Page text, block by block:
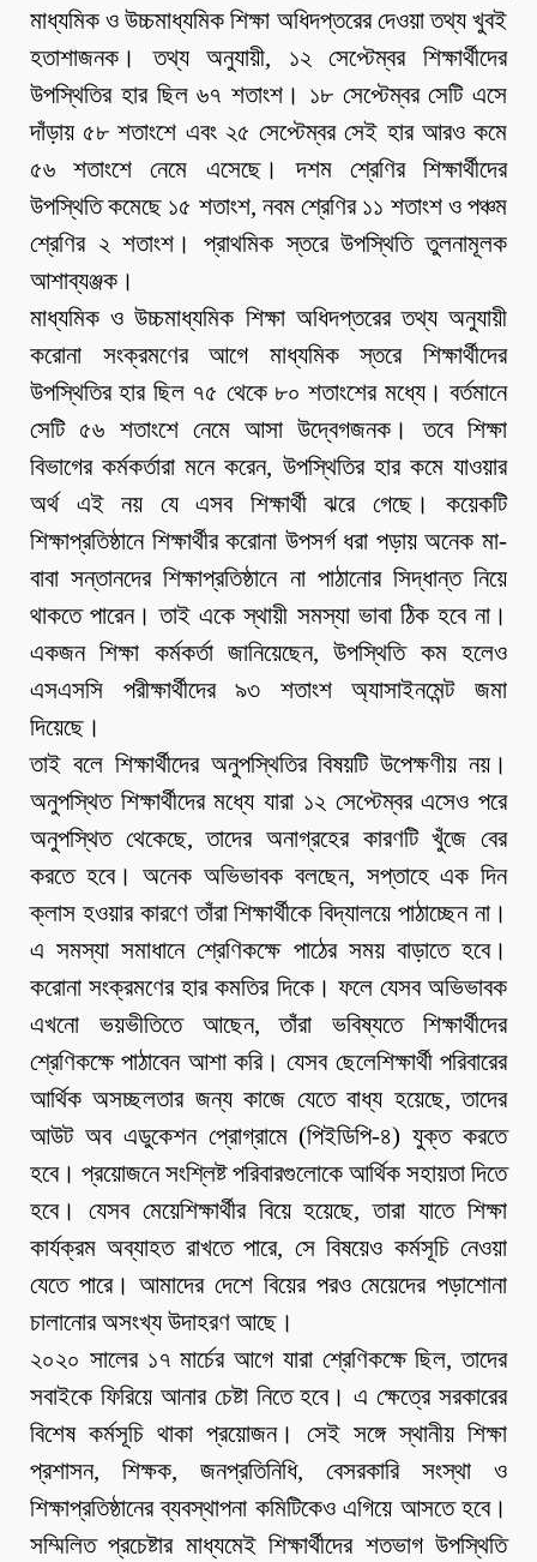
মাধ্যমিক ও উচ্চমাধ্যমিক শিক্ষা অধিদপ্তরের দেওয়া তথ্য খুবই
হতাশাজনক। তথ্য অনুযায়ী, ১২ সেপ্টেম্বর শিক্ষার্থীদের
উপস্থিতির হার ছিল ৬৭ শতাংশ। ১৮ সেপ্টেম্বর সেটি এসে
দাঁড়ায় ৫৮ শতাংশে এবং ২৫ সেপ্টেম্বর সেই হার আরও কমে
৫৬ শতাংশে নেমে এসেছে। দশম শ্রেণির শিক্ষার্থীদের
উপস্থিতি কমেছে ১৫ শতাংশ, নবম শ্রেণির ১১ শতাংশ ও পঞ্চম
শ্রেণির ২ শতাংশ। প্রাথমিক স্তরে উপস্থিতি তুলনামূলক
আশাব্যঞ্জক।
মাধ্যমিক ও উচ্চমাধ্যমিক শিক্ষা অধিদপ্তরের তথ্য অনুযায়ী
করোনা সংক্রমণের আগে মাধ্যমিক স্তরে শিক্ষার্থীদের
উপস্থিতির হার ছিল ৭৫ থেকে ৮০ শতাংশের মধ্যে। বর্তমানে
সেটি ৫৬ শতাংশে নেমে আসা উদ্বেগজনক। তবে শিক্ষা
বিভাগের কর্মকর্তারা মনে করেন, উপস্থিতির হার কমে যাওয়ার
অর্থ এই নয় যে এসব শিক্ষার্থী ঝরে গেছে। কয়েকটি
শিক্ষাপ্রতিষ্ঠানে শিক্ষার্থীর করোনা উপসর্গ ধরা পড়ায় অনেক মা-
বাবা সন্তানদের শিক্ষাপ্রতিষ্ঠানে না পাঠানোর সিদ্ধান্ত নিয়ে
থাকতে পারেন। তাই একে স্থায়ী সমস্যা ভাবা ঠিক হবে না।
একজন শিক্ষা কর্মকর্তা জানিয়েছেন, উপস্থিতি কম হলেও
এসএসসি পরীক্ষার্থীদের ৯৩ শতাংশ অ্যাসাইনমেন্ট জমা
দিয়েছে।
তাই বলে শিক্ষার্থীদের অনুপস্থিতির বিষয়টি উপেক্ষণীয় নয়।
অনুপস্থিত শিক্ষার্থীদের মধ্যে যারা ১২ সেপ্টেম্বর এসেও পরে
অনুপস্থিত থেকেছে, তাদের অনাগ্রহের কারণটি খুঁজে বের
করতে হবে। অনেক অভিভাবক বলছেন, সপ্তাহে এক দিন
ক্লাস হওয়ার কারণে তাঁরা শিক্ষার্থীকে বিদ্যালয়ে পাঠাচ্ছেন না।
এ সমস্যা সমাধানে শ্রেণিকক্ষে পাঠের সময় বাড়াতে হবে।
করোনা সংক্রমণের হার কমতির দিকে। ফলে যেসব অভিভাবক
এখনো ভয়ভীতিতে আছেন, তাঁরা ভবিষ্যতে শিক্ষার্থীদের
শ্রেণিকক্ষে পাঠাবেন আশা করি। যেসব ছেলেশিক্ষার্থী পরিবারের
আর্থিক অসচ্ছলতার জন্য কাজে যেতে বাধ্য হয়েছে, তাদের
আউট অব এডুকেশন প্রোগ্রামে (পিইডিপি-৪) যুক্ত করতে
হবে। প্রয়োজনে সংশ্লিষ্ট পরিবারগুলোকে আর্থিক সহায়তা দিতে
হবে। যেসব মেয়েশিক্ষার্থীর বিয়ে হয়েছে, তারা যাতে শিক্ষা
কার্যক্রম অব্যাহত রাখতে পারে, সে বিষয়েও কর্মসূচি নেওয়া
যেতে পারে। আমাদের দেশে বিয়ের পরও মেয়েদের পড়াশোনা
চালানোর অসংখ্য উদাহরণ আছে।
২০২০ সালের ১৭ মার্চের আগে যারা শ্রেণিকক্ষে ছিল, তাদের
সবাইকে ফিরিয়ে আনার চেষ্টা নিতে হবে। এ ক্ষেত্রে সরকারের
বিশেষ কর্মসূচি থাকা প্রয়োজন। সেই সঙ্গে স্থানীয় শিক্ষা
প্রশাসন, শিক্ষক, জনপ্রতিনিধি, বেসরকারি সংস্থা ও
শিক্ষাপ্রতিষ্ঠানের ব্যবস্থাপনা কমিটিকেও এগিয়ে আসতে হবে।
সম্মিলিত প্রচেষ্টার মাধ্যমেই শিক্ষার্থীদের শতভাগ উপস্থিতি